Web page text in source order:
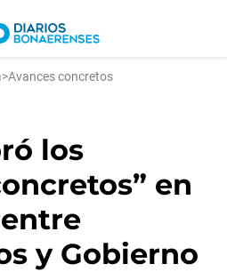
>Avances concretos
los
en
y Gobierno